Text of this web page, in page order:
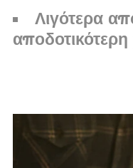
Λιγότερα